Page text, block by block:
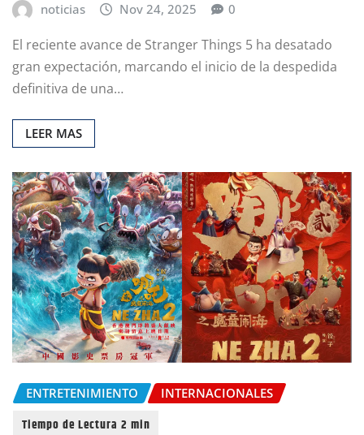
noticias Nov 24, 2025 0
El reciente avance de Stranger Things 5 ha desatado
gran expectación, marcando el inicio de la despedida
definitiva de una…
LEER MAS
ENTRETENIMIENTO INTERNACIONALES